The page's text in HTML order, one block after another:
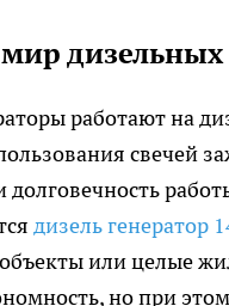
дизельных
работают на
свечей
дизель генератор
или целые
но при